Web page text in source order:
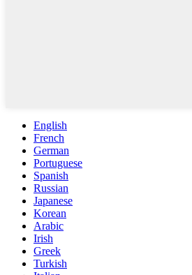
English
French
German
Portuguese
Spanish
Russian
Japanese
Korean
Arabic
Irish
Greek
Turkish